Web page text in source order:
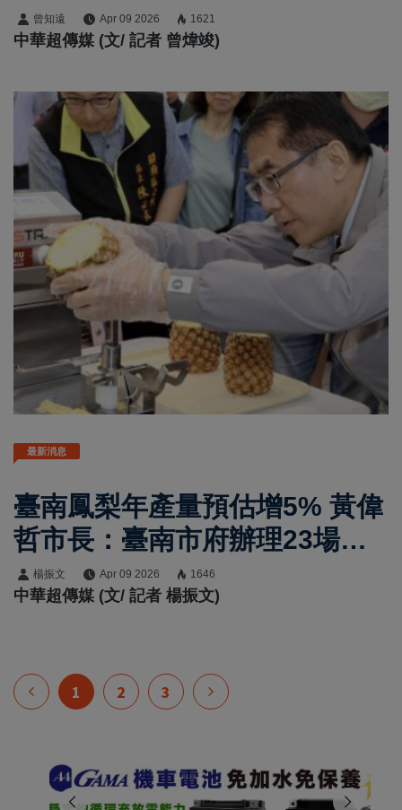
就業動能
曾知遠 Apr 09 2026 1621
中華超傳媒 (文/ 記者 曾煒竣)
最新消息
臺南鳳梨年產量預估增5% 黃偉
哲市長：臺南市府辦理23場國
內外拓銷強化產銷調節
楊振文 Apr 09 2026 1646
中華超傳媒 (文/ 記者 楊振文)
1 2 3